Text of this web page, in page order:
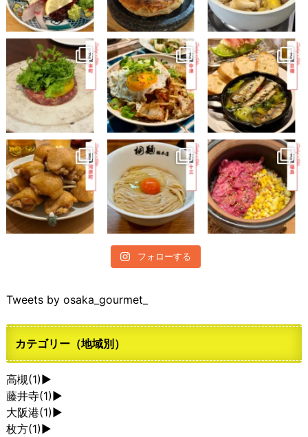
フォローする
Tweets by osaka_gourmet_
カテゴリー（地域別）
高槻(1)►
藤井寺(1)►
大阪港(1)►
枚方(1)►